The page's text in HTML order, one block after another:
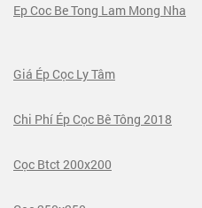
Ep Coc Be Tong Lam Mong Nha
Giá Ép Cọc Ly Tâm
Chi Phí Ép Cọc Bê Tông 2018
Cọc Btct 200x200